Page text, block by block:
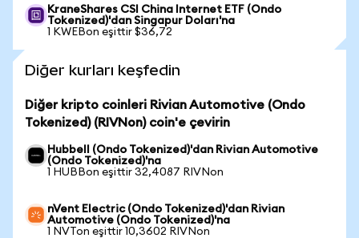
KraneShares CSI China Internet ETF (Ondo
Tokenized)'dan Singapur Doları'na
1 KWEBon eşittir $36,72
Diğer kurları keşfedin
Diğer kripto coinleri Rivian Automotive (Ondo
Tokenized) (RIVNon) coin'e çevirin
Hubbell (Ondo Tokenized)'dan Rivian Automotive
(Ondo Tokenized)'na
1 HUBBon eşittir 32,4087 RIVNon
nVent Electric (Ondo Tokenized)'dan Rivian
Automotive (Ondo Tokenized)'na
1 NVTon eşittir 10,3602 RIVNon